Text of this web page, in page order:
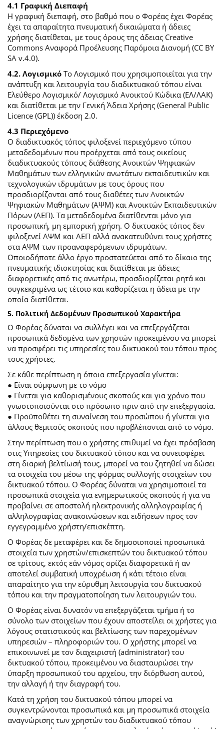
4.1 Γραφική Διεπαφή
Η γραφική διεπαφή, στο βαθμό που ο Φορέας έχει Φορέας
έχει τα απαραίτητα πνευματική δικαιώματα ή άδειες
χρήσης διατίθεται, με τους όρους της άδειας Creative
Commons Αναφορά Προέλευσης Παρόμοια Διανομή (CC BY
SA v.4.0).
4.2. ΛογισμικόΤο Λογισμικό που χρησιμοποιείται για την
ανάπτυξη και λειτουργία του διαδικτυακού τόπου είναι
Ελεύθερο Λογισμικό/ Λογισμικό Ανοικτού Κώδικα (ΕΛ/ΛΑΚ)
και διατίθεται με την Γενική Άδεια Χρήσης (General Public
Licence (GPL)) έκδοση 2.0.
4.3 Περιεχόμενο
O διαδικτυακός τόπος φιλοξενεί περιεχόμενο τύπου
μεταδεδομένων που προέρχεται από τους οικείους
διαδικτυακούς τόπους διάθεσης Ανοικτών Ψηφιακών
Μαθημάτων των ελληνικών ανωτάτων εκπαιδευτικών και
τεχνολογικών ιδρυμάτων με τους όρους που
προσδιορίζονται από τους διαθέτες των Ανοικτών
Ψηφιακών Μαθημάτων (ΑΨΜ) και Ανοικτών Εκπαιδευτικών
Πόρων (ΑΕΠ). Τα μεταδεδομένα διατίθενται μόνο για
προσωπική, μη εμπορική χρήση. Ο δικτυακός τόπος δεν
φιλοξενεί ΑΨΜ και ΑΕΠ αλλά ανακατευθύνει τους χρήστες
στα ΑΨΜ των προαναφερόμενων ιδρυμάτων.
Οποιοδήποτε άλλο έργο προστατεύεται από το δίκαιο της
πνευματικής ιδιοκτησίας και διατίθεται με άδειες
διαφορετικές από τις ανωτέρω, προσδιορίζεται ρητά και
συγκεκριμένα ως τέτοιο και καθορίζεται η άδεια με την
οποία διατίθεται.
5. Πολιτική Δεδομένων Προσωπικού Χαρακτήρα
Ο Φορέας δύναται να συλλέγει και να επεξεργάζεται
προσωπικά δεδομένα των χρηστών προκειμένου να μπορεί
να προσφέρει τις υπηρεσίες του δικτυακού του τόπου προς
τους χρήστες.
Σε κάθε περίπτωση η όποια επεξεργασία γίνεται:
● Είναι σύμφωνη με το νόμο
● Γίνεται για καθορισμένους σκοπούς και για χρόνο που
γνωστοποιούνται στο πρόσωπο πριν από την επεξεργασία.
● Προϋποθέτει τη συναίνεση του προσώπου ή γίνεται για
άλλους θεμιτούς σκοπούς που προβλέπονται από το νόμο.
Στην περίπτωση που ο χρήστης επιθυμεί να έχει πρόσβαση
στις Υπηρεσίες του δικτυακού τόπου και να συνεισφέρει
στη διαρκή βελτίωσή τους, μπορεί να του ζητηθεί να δώσει
τα στοιχεία του μέσω της φόρμας συλλογής στοιχείων του
δικτυακού τόπου. Ο Φορέας δύναται να χρησιμοποιεί τα
προσωπικά στοιχεία για ενημερωτικούς σκοπούς ή για να
προβαίνει σε αποστολή ηλεκτρονικής αλληλογραφίας ή
αλληλογραφίας ανακοινώσεων και ειδήσεων προς τον
εγγεγραμμένο χρήστη/επισκέπτη.
Ο Φορέας δε μεταφέρει και δε δημοσιοποιεί προσωπικά
στοιχεία των χρηστών/επισκεπτών του δικτυακού τόπου
σε τρίτους, εκτός εάν νόμος ορίζει διαφορετικά ή αν
αποτελεί συμβατική υποχρέωση ή κάτι τέτοιο είναι
απαραίτητο για την εύρυθμη λειτουργία του δικτυακού
τόπου και την πραγματοποίηση των λειτουργιών του.
Ο Φορέας είναι δυνατόν να επεξεργάζεται τμήμα ή το
σύνολο των στοιχείων που έχουν αποστείλει οι χρήστες για
λόγους στατιστικούς και βελτίωσης των παρεχομένων
υπηρεσιών – πληροφοριών του. Ο χρήστης μπορεί να
επικοινωνεί με τον διαχειριστή (administrator) του
δικτυακού τόπου, προκειμένου να διασταυρώσει την
ύπαρξη προσωπικού του αρχείου, την διόρθωση αυτού,
την αλλαγή ή την διαγραφή του.
Κατά τη χρήση του δικτυακού τόπου μπορεί να
συγκεντρώνονται προσωπικά και μη προσωπικά στοιχεία
αναγνώρισης των χρηστών του διαδικτυακού τόπου